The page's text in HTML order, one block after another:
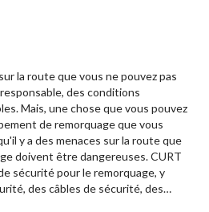
la route que vous ne pouvez pas
des conditions
Mais, une chose que vous pouvez
de remorquage que vous
y a des menaces sur la route que
doivent être dangereuses. CURT
sécurité pour le remorquage, y
des câbles de sécurité, des